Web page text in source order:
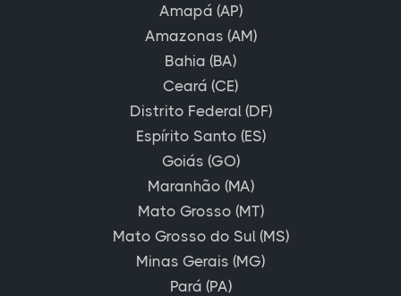
Amapá (AP)
Amazonas (AM)
Bahia (BA)
Ceará (CE)
Distrito Federal (DF)
Espírito Santo (ES)
Goiás (GO)
Maranhão (MA)
Mato Grosso (MT)
Mato Grosso do Sul (MS)
Minas Gerais (MG)
Pará (PA)